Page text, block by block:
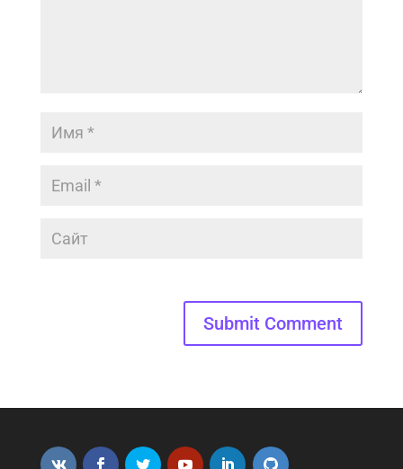
Submit Comment